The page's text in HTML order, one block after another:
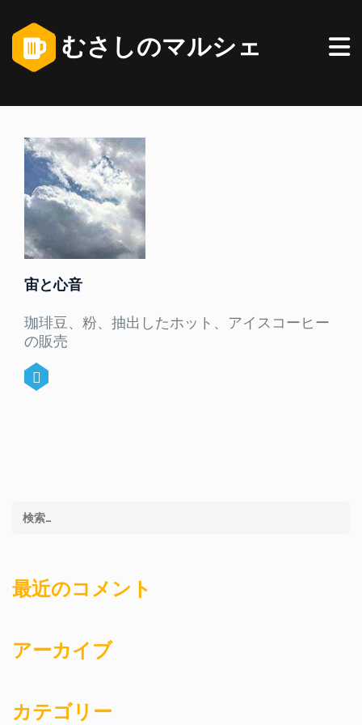
むさしのマルシェ
宙と心音
珈琲豆、粉、抽出したホット、アイスコーヒー
の販売
最近のコメント
アーカイブ
カテゴリー